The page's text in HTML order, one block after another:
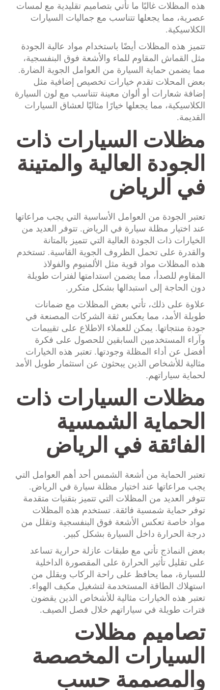
هذه المظلات غالبًا ما تأتي بتصاميم تقليدية مع لمسات
عصرية، مما يجعلها تتناسب مع جماليات السيارات
الكلاسيكية.
تتميز هذه المظلات أيضًا باستخدام مواد عالية الجودة
مثل القماش المقاوم للماء والأشعة فوق البنفسجية،
مما يضمن حماية السيارة من العوامل الجوية الضارة.
بعض المحلات تقدم خيارات تخصيص إضافية مثل
إضافة شعارات أو ألوان معينة تتناسب مع لون السيارة
الكلاسيكية، مما يجعلها خيارًا مثاليًا لعشاق السيارات
القديمة.
مظلات السيارات ذات
الجودة العالية والمتينة
في الرياض
تعتبر الجودة من العوامل الأساسية التي يجب مراعاتها
عند اختيار مظلة سيارة في الرياض. تتوفر العديد من
الخيارات ذات الجودة العالية التي تتميز بالمتانة
والقدرة على تحمل الظروف الجوية القاسية. تستخدم
هذه المظلات مواد قوية مثل الألمنيوم والفولاذ
المقاوم للصدأ، مما يضمن استدامتها لفترات طويلة
دون الحاجة إلى استبدالها بشكل متكرر.
علاوة على ذلك، تأتي بعض المظلات مع ضمانات
طويلة الأمد، مما يعكس ثقة الشركات المصنعة في
جودة منتجاتها. يمكن للعملاء الاطلاع على تقييمات
وآراء المستخدمين السابقين للحصول على فكرة
أفضل عن أداء المظلة وجودتها. تعتبر هذه الخيارات
مثالية للأشخاص الذين يبحثون عن استثمار طويل الأمد
لحماية سياراتهم.
مظلات السيارات ذات
الحماية الشمسية
الفائقة في الرياض
تعتبر الحماية من أشعة الشمس أحد أهم العوامل التي
يجب مراعاتها عند اختيار مظلة سيارة في الرياض.
تتوفر العديد من المظلات التي تتميز بتقنيات متقدمة
توفر حماية شمسية فائقة. تستخدم هذه المظلات
مواد خاصة تعكس الأشعة فوق البنفسجية وتقلل من
درجة الحرارة داخل السيارة بشكل كبير.
بعض النماذج تأتي مع طبقات عازلة حرارية تساعد
على تقليل تأثير الحرارة على المقصورة الداخلية
للسيارة، مما يحافظ على راحة الركاب ويقلل من
استهلاك الطاقة المستخدمة لتشغيل مكيف الهواء.
تعتبر هذه الخيارات مثالية للأشخاص الذين يقضون
فترات طويلة في سياراتهم خلال فصل الصيف.
تصاميم مظلات
السيارات المخصصة
والمصممة حسب